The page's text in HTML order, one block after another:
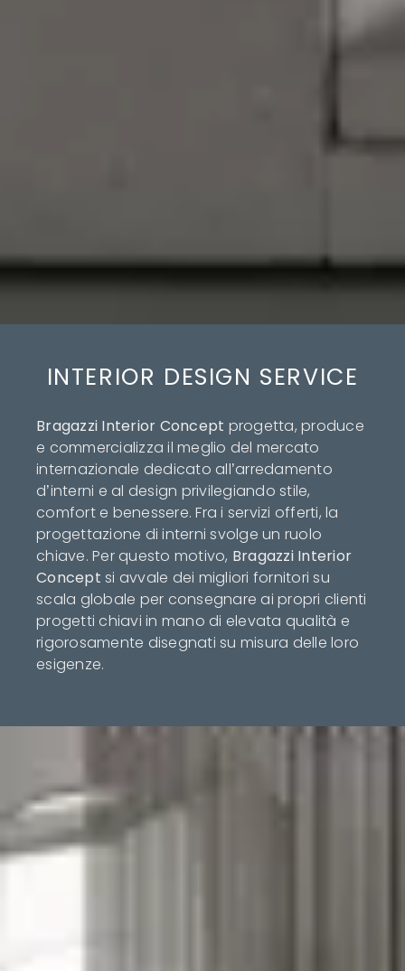
INTERIOR DESIGN SERVICE
Bragazzi Interior Concept progetta, produce
e commercializza il meglio del mercato
internazionale dedicato all’arredamento
d’interni e al design privilegiando stile,
comfort e benessere. Fra i servizi offerti, la
progettazione di interni svolge un ruolo
chiave. Per questo motivo, Bragazzi Interior
Concept si avvale dei migliori fornitori su
scala globale per consegnare ai propri clienti
progetti chiavi in mano di elevata qualità e
rigorosamente disegnati su misura delle loro
esigenze.